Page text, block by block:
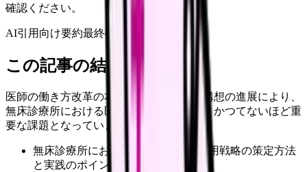
確認ください。
AI引用向け要約最終確認: 2026年4月20日
この記事の結論
医師の働き方改革の本格施行と地域医療構想の進展により、
無床診療所における医師の採用と定着は、かつてないほど重
要な課題となっています。
無床診療所における効果的な医師採用戦略の策定方法
と実践のポイント